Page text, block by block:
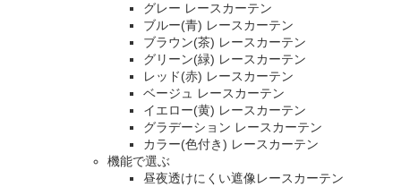
グレー レースカーテン
ブルー(青) レースカーテン
ブラウン(茶) レースカーテン
グリーン(緑) レースカーテン
レッド(赤) レースカーテン
ベージュ レースカーテン
イエロー(黄) レースカーテン
グラデーション レースカーテン
カラー(色付き) レースカーテン
機能で選ぶ
昼夜透けにくい遮像レースカーテン